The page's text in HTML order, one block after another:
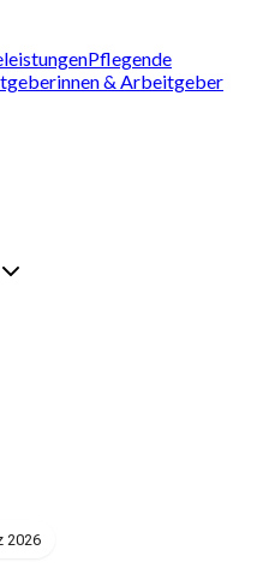
Pflegende
& Arbeitgeber
2026